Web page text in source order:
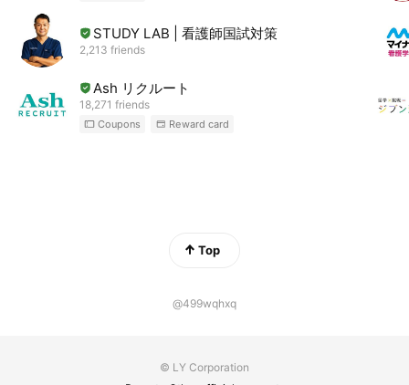
STUDY LAB | 看護師国試対策
2,213 friends
Ash リクルート
18,271 friends
Coupons Reward card
Top
@499wqhxq
© LY Corporation